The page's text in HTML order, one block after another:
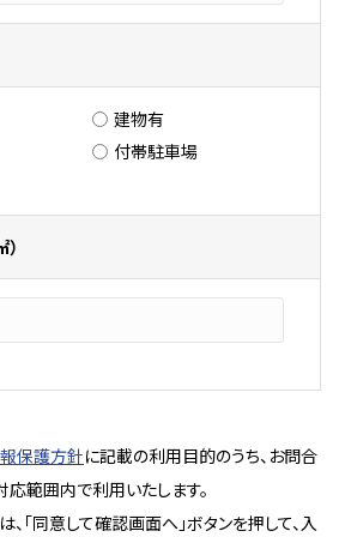
建物有
付帯駐車場
保護方針に記載の利用目的のうち、お問合
応範囲内で利用いたします。
「同意して確認画面へ」ボタンを押して、入